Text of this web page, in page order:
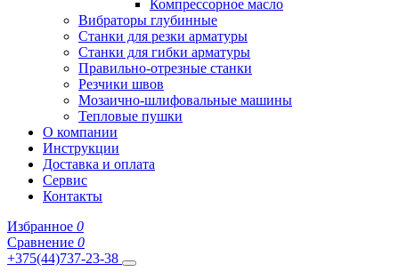
Компрессорное масло
Вибраторы глубинные
Станки для резки арматуры
Станки для гибки арматуры
Правильно-отрезные станки
Резчики швов
Мозаично-шлифовальные машины
Тепловые пушки
О компании
Инструкции
Доставка и оплата
Сервис
Контакты
Избранное 0
Сравнение 0
+375(44)737-23-38